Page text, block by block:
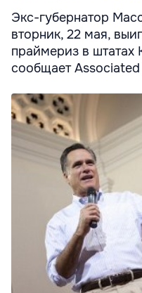
Экс-губернатор
вторник, 22 мая,
праймериз в штатах
сообщает Associated